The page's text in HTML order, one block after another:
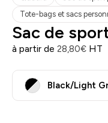
Tote-bags et sacs
Sac de
à partir de 28,80€ HT
Black/Light